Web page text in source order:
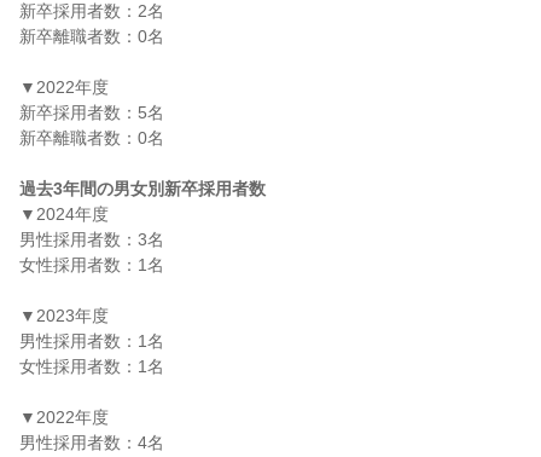
新卒採用者数：2名
新卒離職者数：0名
▼2022年度
新卒採用者数：5名
新卒離職者数：0名
過去3年間の男女別新卒採用者数
▼2024年度
男性採用者数：3名
女性採用者数：1名
▼2023年度
男性採用者数：1名
女性採用者数：1名
▼2022年度
男性採用者数：4名